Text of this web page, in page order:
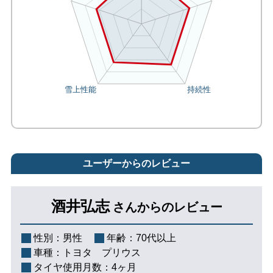
ユーザーからのレビュー
酒井弘志 さんからのレビュー
性別： 男性 年齢： 70代以上
車種：
トヨタ プリウス
タイヤ使用月数： 4ヶ月